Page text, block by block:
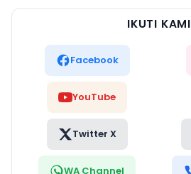
IKUTI KAMI
Facebook
YouTube
Twitter X
WA Channel